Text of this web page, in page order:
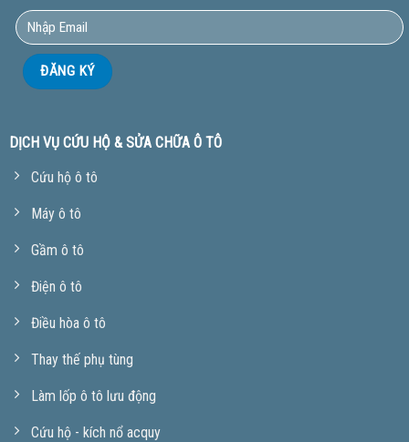
DỊCH VỤ CỨU HỘ & SỬA CHỮA Ô TÔ
Cứu hộ ô tô
Máy ô tô
Gầm ô tô
Điện ô tô
Điều hòa ô tô
Thay thế phụ tùng
Làm lốp ô tô lưu động
Cứu hộ - kích nổ acquy